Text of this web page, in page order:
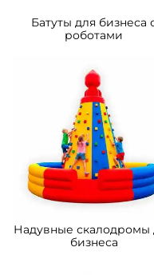
Батуты для бизнеса
роботами
Надувные скалодромы
бизнеса